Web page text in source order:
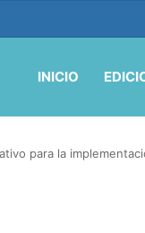
INICIO
para la